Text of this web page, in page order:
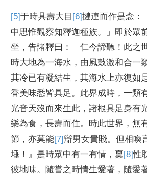
[5]于時具壽大目 [6]揵連而作是念 ：
中思惟觀察知釋迦種族。」 即於眾
坐 ，告諸釋曰 ： 「仁今諦聽 ！ 此之
時大地為一海水 ， 由風鼓激和合一
其冷已有凝結生 ，其海水上亦復如
香美味悉皆具足。 此界成時 ，一類
光音天歿而來生此 ，諸根具足身有
樂為食 ，長壽而住。 時此世界 ，無
節 ，亦莫能[7]辯男女貴賤。但相喚
埵 ！』 是時眾中有一有情 ，稟[8]性
彼地味。 隨嘗之時情生愛著 ， 隨愛